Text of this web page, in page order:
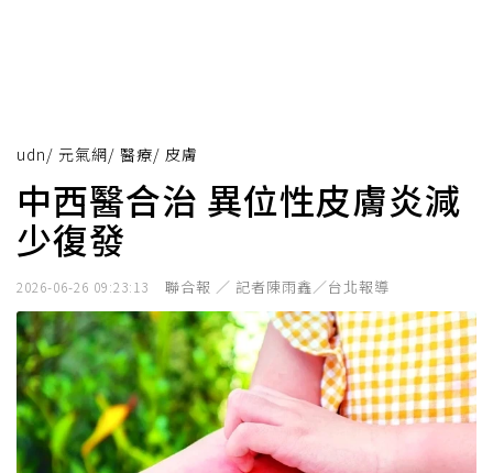
udn/ 元氣網/ 醫療/ 皮膚
中西醫合治 異位性皮膚炎減
少復發
2026-06-26 09:23:13 聯合報 ／ 記者陳雨鑫／台北報導